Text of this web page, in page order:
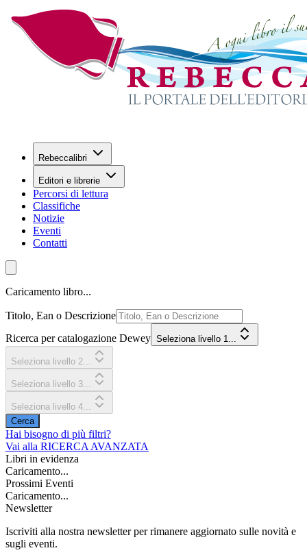
Rebeccalibri
Editori e librerie
Percorsi di lettura
Classifiche
Notizie
Eventi
Contatti
Caricamento libro...
Titolo, Ean o Descrizione
Ricerca per catalogazione Dewey Seleziona livello 1...
Seleziona livello 2...
Seleziona livello 3...
Seleziona livello 4...
Cerca
Hai bisogno di più filtri?
Vai alla RICERCA AVANZATA
Libri in evidenza
Caricamento...
Prossimi Eventi
Caricamento...
Newsletter
Iscriviti alla nostra newsletter per rimanere aggiornato sulle novità e
sugli eventi.